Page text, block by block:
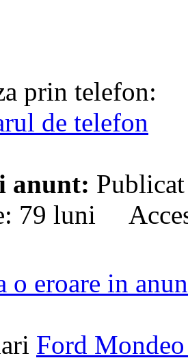
prin telefon:
de telefon
anunt:
79 luni
o eroare in
Ford